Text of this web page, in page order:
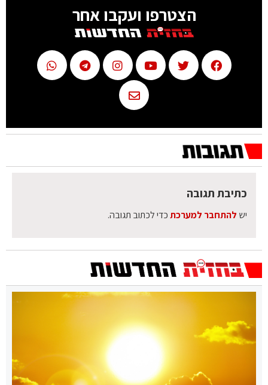
הצטרפו ועקבו אחר
כתיבת תגובה
יש להתחבר למערכתכדי לכתוב תגובה.